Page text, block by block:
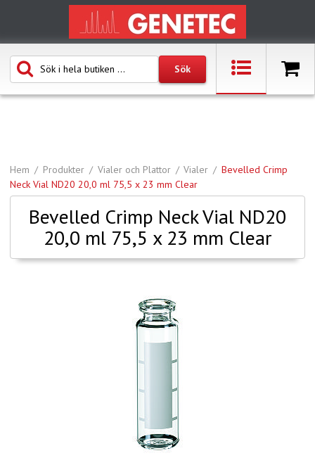
Hem Produkter Vialer och Plattor Vialer
Bevelled Crimp
Neck Vial ND20 20,0 ml 75,5 x 23 mm Clear
Bevelled Crimp Neck Vial ND20
20,0 ml 75,5 x 23 mm Clear